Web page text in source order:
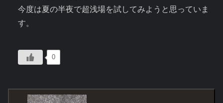
今度は夏の半夜で超浅場を試してみようと思っていま
す。
0